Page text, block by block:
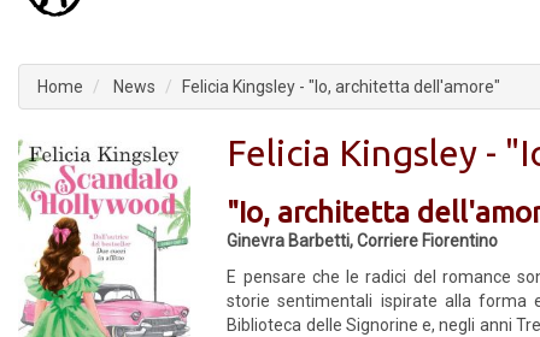
Home News Felicia Kingsley - "Io, architetta dell'amore"
Felicia Kingsley -
"Io, architetta
Ginevra Barbetti, Corriere Fiorentino
E pensare che le radici del romance
storie sentimentali ispirate alla forma
Biblioteca delle Signorine e, negli anni